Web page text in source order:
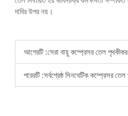
দাবির উপর নয়।
আগেরটি :সেরা বায়ু কম্প্রেসর তেল
পরেরটি :সর্বশ্রেষ্ঠ সিনথেটিক কম্প্রেসর